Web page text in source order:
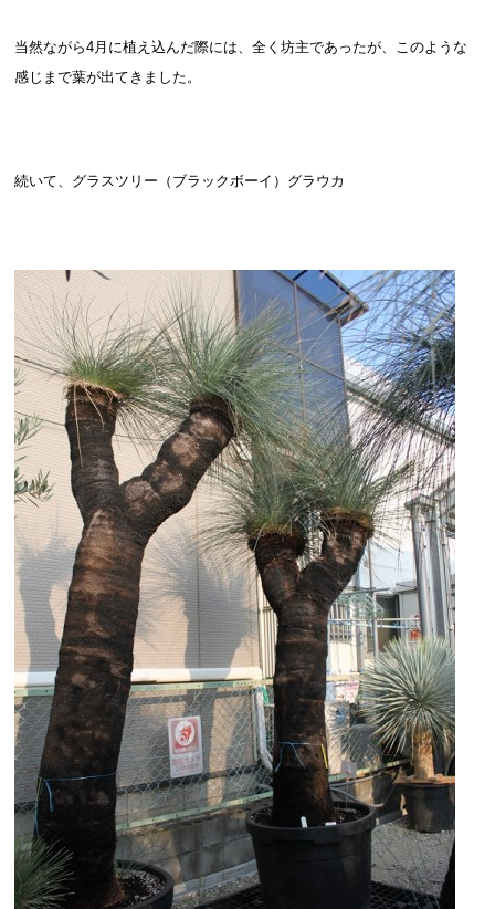
当然ながら4月に植え込んだ際には、全く坊主であったが、このような
感じまで葉が出てきました。
続いて、グラスツリー（ブラックボーイ）グラウカ